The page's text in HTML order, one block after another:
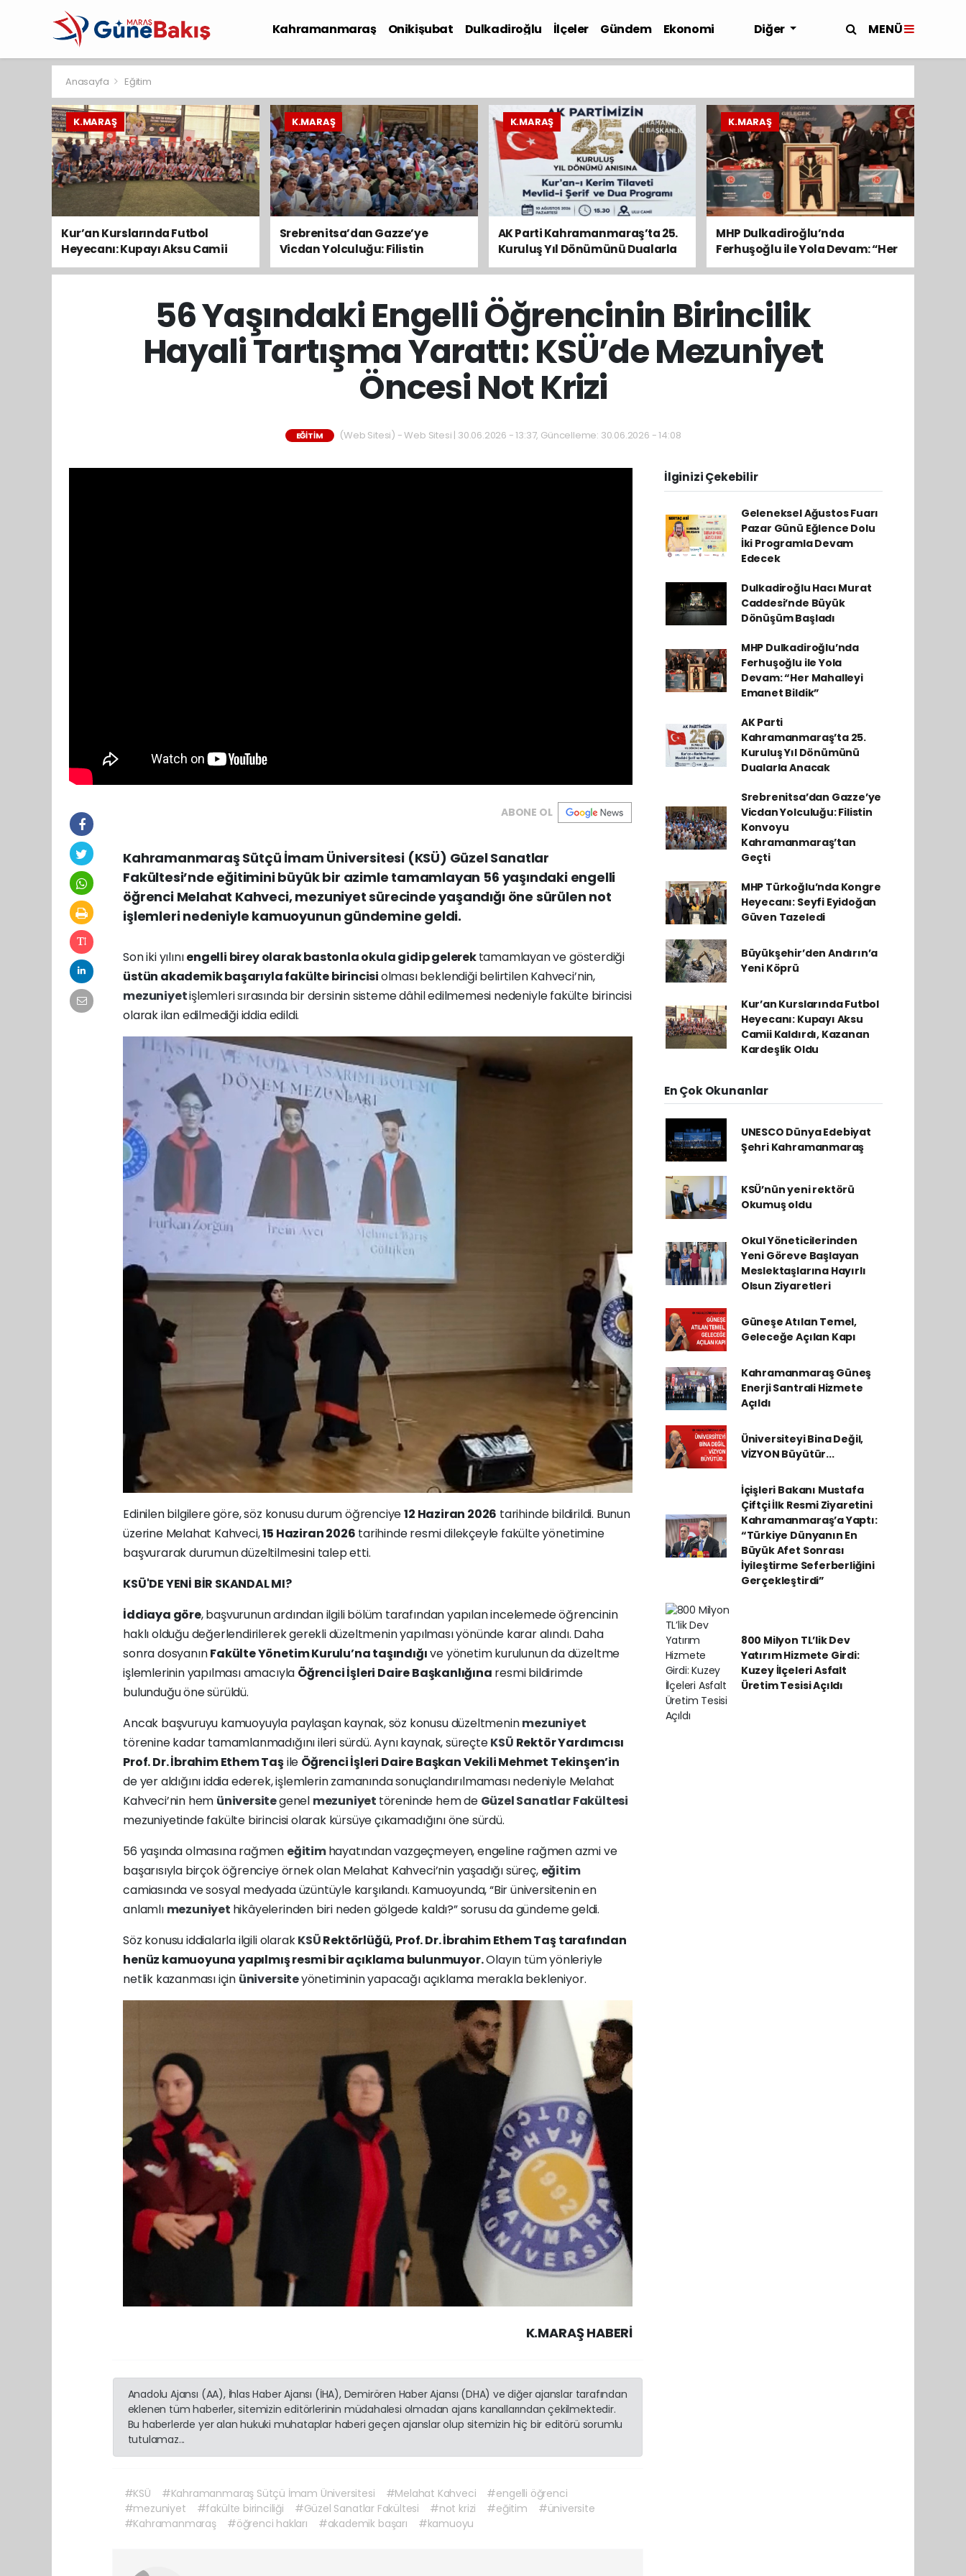
Kahramanmaraş Onikişubat Dulkadiroğlu İlçeler Gündem
Ekonomi
Diğer MENÜ
Anasayfa Eğitim
K.MARAŞ
Kur’an Kurslarında Futbol
Heyecanı: Kupayı Aksu Camii
Kaldırdı, Kazanan Kardeşlik Oldu
K.MARAŞ
Srebrenitsa’dan Gazze’ye
Vicdan Yolculuğu: Filistin
Konvoyu Kahramanmaraş’tan
K.MARAŞ
AK Parti Kahramanmaraş’ta 25.
Kuruluş Yıl Dönümünü Dualarla
Anacak
K.MARAŞ
MHP Dulkadiroğlu’nda
Ferhuşoğlu ile Yola Devam: “Her
Mahalleyi Emanet Bildik”
56 Yaşındaki Engelli Öğrencinin Birincilik
Hayali Tartışma Yarattı: KSÜ’de Mezuniyet
Öncesi Not Krizi
EĞITIM (Web Sitesi) - Web Sitesi | 30.06.2026 - 13:37, Güncelleme: 30.06.2026 - 14:08
ABONE OL
Kahramanmaraş Sütçü İmam Üniversitesi (KSÜ) Güzel Sanatlar
Fakültesi’nde eğitimini büyük bir azimle tamamlayan 56 yaşındaki engelli
öğrenci Melahat Kahveci, mezuniyet sürecinde yaşandığı öne sürülen not
işlemleri nedeniyle kamuoyunun gündemine geldi.
Son iki yılınıengelli birey olarak bastonla okula gidip gelerektamamlayan ve gösterdiği
üstün akademik başarıyla fakülte birincisiolması beklendiği belirtilen Kahveci’nin,
mezuniyetişlemleri sırasında bir dersinin sisteme dâhil edilmemesi nedeniyle fakülte birincisi
olarak ilan edilmediği iddia edildi.
Edinilen bilgilere göre, söz konusu durum öğrenciye12 Haziran 2026 tarihinde bildirildi. Bunun
üzerine Melahat Kahveci,15 Haziran 2026 tarihinde resmi dilekçeyle fakülte yönetimine
başvurarak durumun düzeltilmesini talep etti.
KSÜ'DE YENİ BİR SKANDAL MI?
İddiaya göre, başvurunun ardından ilgili bölüm tarafından yapılan incelemede öğrencinin
haklı olduğu değerlendirilerek gerekli düzeltmenin yapılması yönünde karar alındı. Daha
sonra dosyanınFakülte Yönetim Kurulu’na taşındığıve yönetim kurulunun da düzeltme
işlemlerinin yapılması amacıyla Öğrenci İşleri Daire Başkanlığına resmi bildirimde
bulunduğu öne sürüldü.
Ancak başvuruyu kamuoyuyla paylaşan kaynak, söz konusu düzeltmeninmezuniyet
törenine kadar tamamlanmadığını ileri sürdü. Aynı kaynak, süreçteKSÜ Rektör Yardımcısı
Prof. Dr. İbrahim Ethem Taşile Öğrenci İşleri Daire Başkan Vekili Mehmet Tekinşen’in
de yer aldığını iddia ederek, işlemlerin zamanında sonuçlandırılmaması nedeniyle Melahat
Kahveci’nin hem üniversitegenel mezuniyet töreninde hem de Güzel Sanatlar Fakültesi
mezuniyetinde fakülte birincisi olarak kürsüye çıkamadığını öne sürdü.
56 yaşında olmasına rağmen eğitimhayatından vazgeçmeyen, engeline rağmen azmi ve
başarısıyla birçok öğrenciye örnek olan Melahat Kahveci’nin yaşadığı süreç, eğitim
camiasında ve sosyal medyada üzüntüyle karşılandı. Kamuoyunda, “Bir üniversitenin en
anlamlı mezuniyet hikâyelerinden biri neden gölgede kaldı?” sorusu da gündeme geldi.
Söz konusu iddialarla ilgili olarakKSÜRektörlüğü, Prof. Dr. İbrahim Ethem Taş tarafından
henüz kamuoyuna yapılmış resmi bir açıklama bulunmuyor.Olayın tüm yönleriyle
netlik kazanması için üniversiteyönetiminin yapacağı açıklama merakla bekleniyor.
K.MARAŞ HABERİ
Anadolu Ajansı (AA), İhlas Haber Ajansı (İHA), Demirören Haber Ajansı (DHA) ve diğer ajanslar tarafından
eklenen tüm haberler, sitemizin editörlerinin müdahalesi olmadan ajans kanallarından çekilmektedir.
Bu haberlerde yer alan hukuki muhataplar haberi geçen ajanslar olup sitemizin hiç bir editörü sorumlu
tutulamaz...
#KSÜ #Kahramanmaraş Sütçü İmam Üniversitesi #Melahat Kahveci
#engelli öğrenci
#mezuniyet
#fakülte birinciliği #Güzel Sanatlar Fakültesi #not krizi #eğitim
#üniversite
#Kahramanmaraş
#öğrenci hakları #akademik başarı #kamuoyu
İlginizi Çekebilir
Geleneksel Ağustos Fuarı
Pazar Günü Eğlence Dolu
İki Programla Devam
Edecek
Dulkadiroğlu Hacı Murat
Caddesi’nde Büyük
Dönüşüm Başladı
MHP Dulkadiroğlu’nda
Ferhuşoğlu ile Yola
Devam: “Her Mahalleyi
Emanet Bildik”
AK Parti
Kahramanmaraş’ta 25.
Kuruluş Yıl Dönümünü
Dualarla Anacak
Srebrenitsa’dan Gazze’ye
Vicdan Yolculuğu: Filistin
Konvoyu
Kahramanmaraş’tan
Geçti
MHP Türkoğlu’nda Kongre
Heyecanı: Seyfi Eyidoğan
Güven Tazeledi
Büyükşehir’den Andırın’a
Yeni Köprü
Kur’an Kurslarında Futbol
Heyecanı: Kupayı Aksu
Camii Kaldırdı, Kazanan
Kardeşlik Oldu
En Çok Okunanlar
UNESCO Dünya Edebiyat
Şehri Kahramanmaraş
KSÜ’nün yeni rektörü
Okumuş oldu
Okul Yöneticilerinden
Yeni Göreve Başlayan
Meslektaşlarına Hayırlı
Olsun Ziyaretleri
Güneşe Atılan Temel,
Geleceğe Açılan Kapı
Kahramanmaraş Güneş
Enerji Santrali Hizmete
Açıldı
Üniversiteyi Bina Değil,
VİZYON Büyütür...
İçişleri Bakanı Mustafa
Çiftçi İlk Resmi Ziyaretini
Kahramanmaraş’a Yaptı:
“Türkiye Dünyanın En
Büyük Afet Sonrası
İyileştirme Seferberliğini
Gerçekleştirdi”
800 Milyon TL’lik Dev
Yatırım Hizmete Girdi:
Kuzey İlçeleri Asfalt
Üretim Tesisi Açıldı